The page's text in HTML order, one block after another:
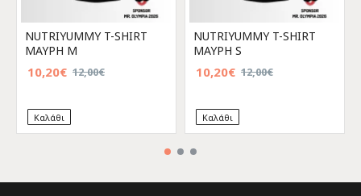
NUTRIYUMMY T-SHIRT
ΜΑΥΡΗ M
10,20€ 12,00€
Καλάθι
NUTRIYUMMY T-SHIRT
ΜΑΥΡΗ S
10,20€ 12,00€
Καλάθι